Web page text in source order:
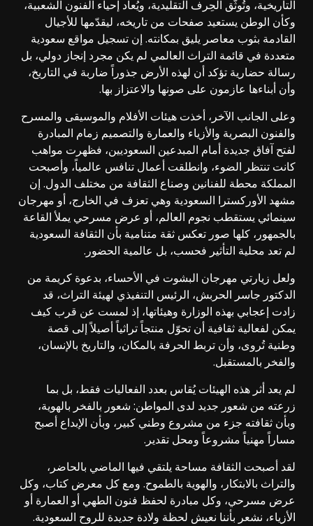
التاريخية، وتُوثّق الحِرف التقليدية، ويُعاد إحياء الفنون الشعبية،
وكأن الوطن يستعيد صفحات من تاريخه، ليقدّمها للأجيال
القادمة بثوب معاصر يليق بمكانته. إن تسجيل مواقع سعودية
متعددة في قائمة التراث العالمي لم يكن مجرد إنجاز دولي، بل
رسالة حضارية تؤكد أن لهذه الأرض جذوراً ضاربة في التاريخ،
وأن أبناءها عازمون على صونها والاعتزاز بها.
وعلى الجانب الآخر، أخذت هيئات الأفلام والموسيقى والمسرح
والفنون البصرية والأزياء والعمارة والتصميم زمام المبادرة
لفتح آفاق جديدة أمام المبدعين السعوديين، فظهرت مواهب
كانت تنتظر الضوء، وانطلقت أعمال تنافس عالمياً، وأصبحت
المملكة محطة للفنانين وصناع الثقافة من مختلف الدول. إن
مشهد الأوركسترا السعودية وهي تعزف في الخارج، أو مهرجان
سينمائي يستقطب نجوم العالم، أو عرض مسرحي يملأ القاعة
بالجمهور، كلها صور تعكس ثقة متنامية بأن الثقافة السعودية
لم تعد محلية التأثير فحسب، بل عالمية الحضور.
ولعل زيارتي مهرجان البشوت في الأحساء، بدعوة كريمة من
الدكتور جاسر الحربش، الرئيس التنفيذي لهيئة التراث، قد
زادت إعجابي بهذه الوزارة وهيئاتها، إذ لمست عن قرب كيف
يمكن لفعالية ثقافية أن تحوّل منتجاً تراثياً أصيلاً إلى قصة
وطنية تُروى، وأن تربط الحرفة بالمكان، والتاريخ بالإنسان،
والفخر بالمستقبل.
لم يعد أثر هذه الهيئات يُقاس بعدد الفعاليات فقط، بل بما
زرعته من شعور جديد لدى المواطن: شعور بالفخر بالهوية،
وبأن ثقافته جزء من مشروع وطني كبير، وبأن الإبداع أصبح
مساراً مهنياً مشروعاً ومحل تقدير.
لقد أصبحت الثقافة مساحة يلتقي فيها الماضي بالحاضر،
والتراث بالابتكار، والهوية بالطموح. ومع كل معرض كتاب، وكل
عرض مسرحي، وكل مبادرة لحفظ فنون الطهي أو العمارة أو
الأزياء، نشعر بأننا نعيش لحظة ولادة جديدة للروح السعودية.